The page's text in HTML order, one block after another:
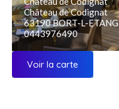
Château de Codignat
63190 BORT-L-ETANG
0443976490
Voir la carte